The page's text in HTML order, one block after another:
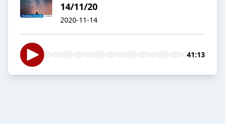
14/11/20
2020-11-14
41:13